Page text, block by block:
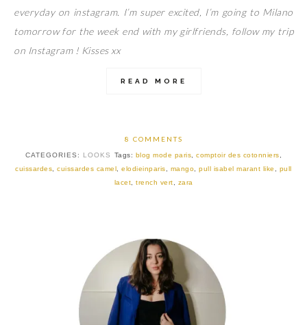
everyday on instagram. I’m super excited, I’m going to Milano
tomorrow for the week end with my girlfriends, follow my trip
on Instagram ! Kisses xx
READ MORE
8 COMMENTS
CATEGORIES: LOOKS Tags: blog mode paris ,comptoir des cotonniers
cuissardes ,cuissardes camel ,elodieinparis mango ,pull isabel marant like
pull
lacet
trench vert zara